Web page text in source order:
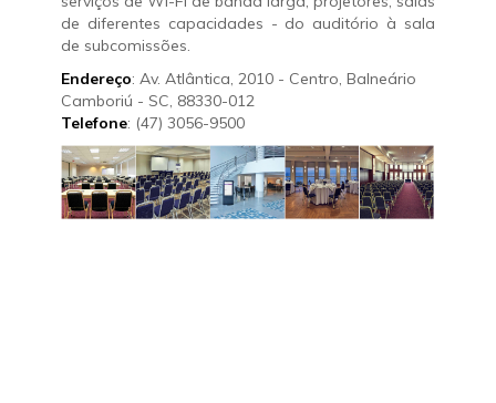
de diferentes capacidades - do auditório à sala
de subcomissões.
Endereço: Av. Atlântica, 2010 - Centro, Balneário
Camboriú - SC, 88330-012
Telefone: (47) 3056-9500